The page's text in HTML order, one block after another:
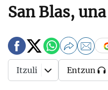
San Blas,
Itzuli Entzun